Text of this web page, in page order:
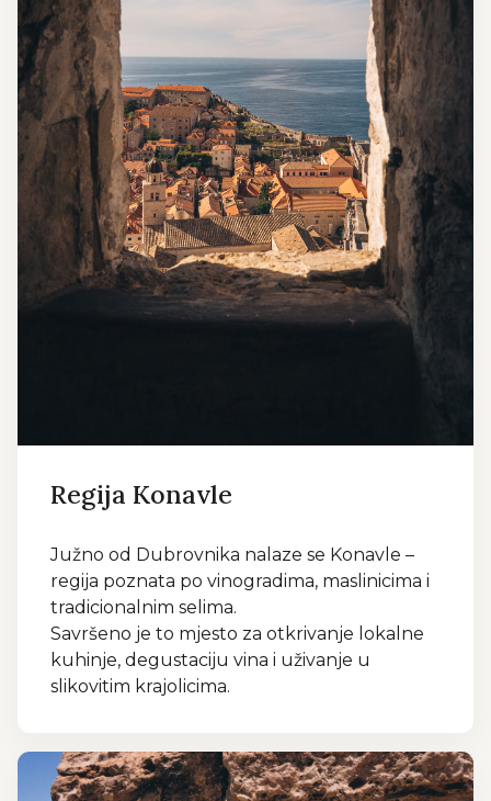
Regija Konavle
Južno od Dubrovnika nalaze se Konavle –
regija poznata po vinogradima, maslinicima i
tradicionalnim selima.
Savršeno je to mjesto za otkrivanje lokalne
kuhinje, degustaciju vina i uživanje u
slikovitim krajolicima.